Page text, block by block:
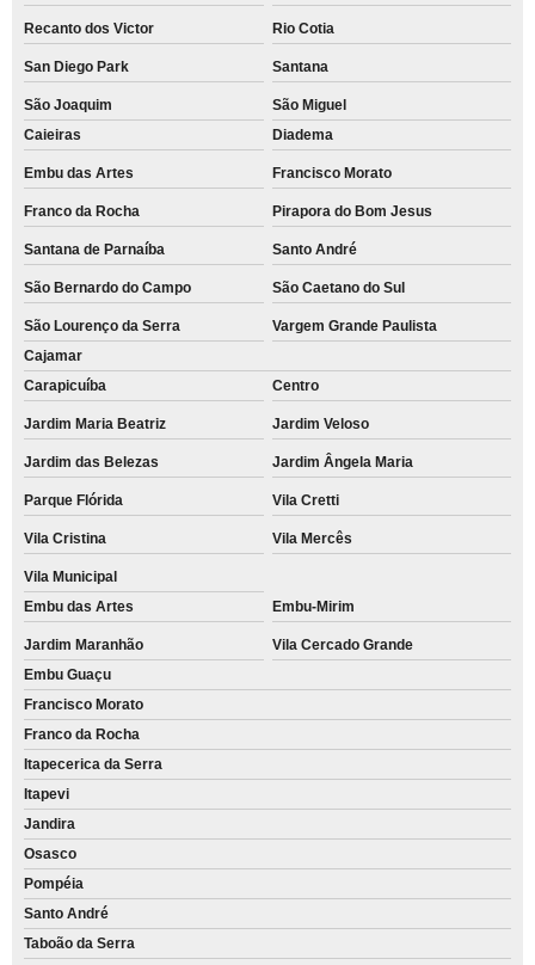
Recanto dos Victor Rio Cotia
San Diego Park Santana
São Joaquim
São Miguel
Caieiras
Diadema
Embu das Artes Francisco Morato
Franco da Rocha Pirapora do Bom Jesus
Santana de Parnaíba Santo André
São Bernardo do Campo São Caetano do Sul
São Lourenço da Serra
Vargem Grande Paulista
Cajamar
Carapicuíba
Centro
Jardim Maria Beatriz Jardim Veloso
Jardim das Belezas Jardim Ângela Maria
Parque Flórida Vila Cretti
Vila Cristina Vila Mercês
Vila Municipal
Embu das Artes
Embu-Mirim
Jardim Maranhão
Vila Cercado Grande
Embu Guaçu
Francisco Morato
Franco da Rocha
Itapecerica da Serra
Itapevi
Jandira
Osasco
Pompéia
Santo André
Taboão da Serra